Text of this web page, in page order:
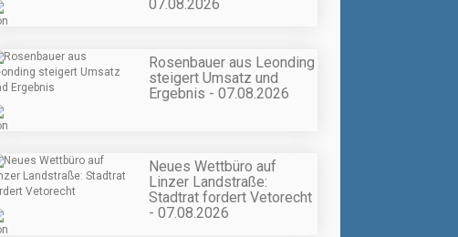
07.08.2026
Rosenbauer aus Leonding
steigert Umsatz und
Ergebnis - 07.08.2026
Neues Wettbüro auf
Linzer Landstraße:
Stadtrat fordert Vetorecht
- 07.08.2026